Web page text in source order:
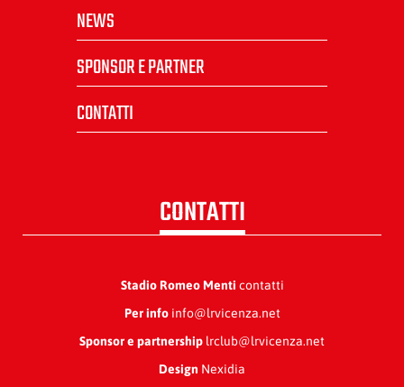
NEWS
SPONSOR E PARTNER
CONTATTI
CONTATTI
Stadio Romeo Menti contatti
Per infoinfo@lrvicenza.net
Sponsor e partnership lrclub@lrvicenza.net
Design Nexidia